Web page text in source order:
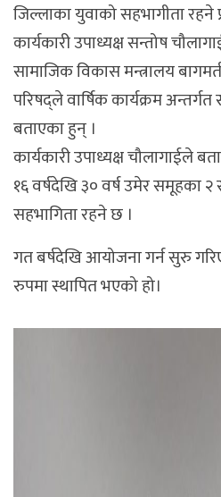
जिल्लाका युवाको सहभागीता रहने
कार्यकारी उपाध्यक्ष सन्तोष
सामाजिक विकास मन्त्रालय
परिषद्ले वार्षिक कार्यक्रम
बताएका हुन् ।
कार्यकारी उपाध्यक्ष चौलागाईले
१६ वर्षदेखि ३० वर्ष उमेर समूहका
सहभागिता रहने छ ।
गत बर्षदेखि आयोजना गर्न सुरु
रुपमा स्थापित भएको हो।